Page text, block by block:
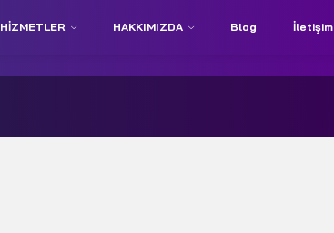
HIZMETLER HAKKIMIZDA Blog İletişim